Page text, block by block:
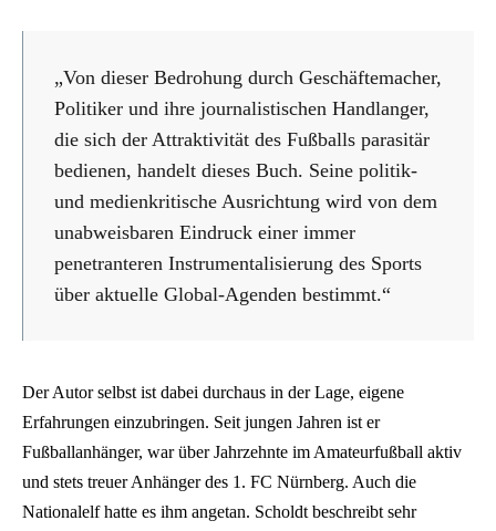
„Von dieser Bedrohung durch Geschäftemacher,
Politiker und ihre journalistischen Handlanger,
die sich der Attraktivität des Fußballs parasitär
bedienen, handelt dieses Buch. Seine politik-
und medienkritische Ausrichtung wird von dem
unabweisbaren Eindruck einer immer
penetranteren Instrumentalisierung des Sports
über aktuelle Global-Agenden bestimmt.“
Der Autor selbst ist dabei durchaus in der Lage, eigene
Erfahrungen einzubringen. Seit jungen Jahren ist er
Fußballanhänger, war über Jahrzehnte im Amateurfußball aktiv
und stets treuer Anhänger des 1. FC Nürnberg. Auch die
Nationalelf hatte es ihm angetan. Scholdt beschreibt sehr